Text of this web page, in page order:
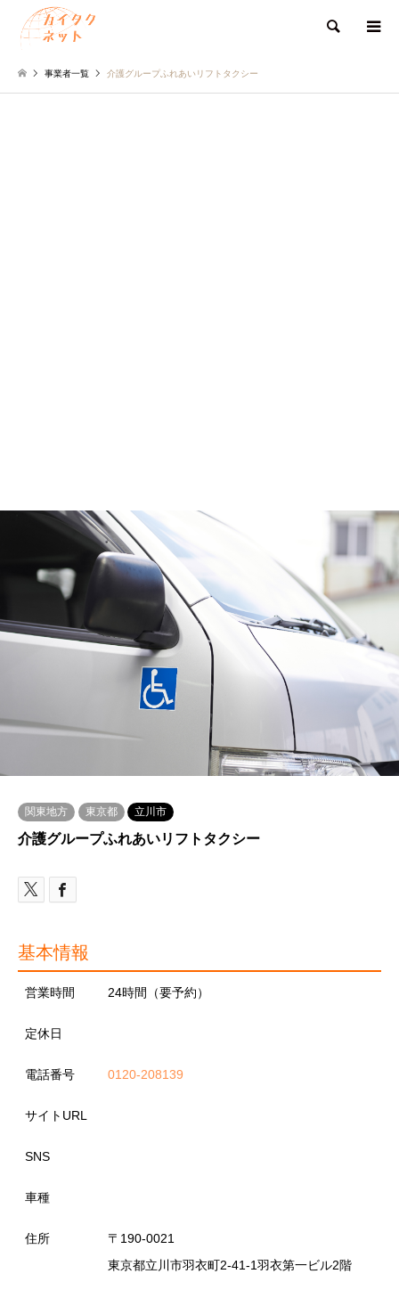
検索
事業者一覧 介護グループふれあいリフトタクシー
関東地方 東京都 立川市
介護グループふれあいリフトタクシー
基本情報
営業時間 24時間（要予約）
定休日
電話番号 0120-208139
サイトURL
SNS
車種
住所
〒190-0021
東京都立川市羽衣町2-41-1羽衣第一ビル2階